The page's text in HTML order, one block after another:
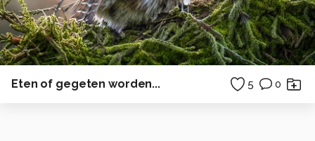
Eten of gegeten worden... 5 0